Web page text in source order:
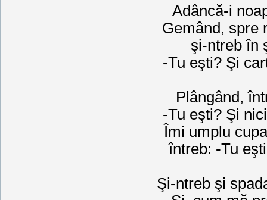
Adâncă-i
Gemând, spre
şi-ntreb în
-Tu eşti? Şi
Plângând,
-Tu eşti? Şi
Îmi umplu
întreb: -Tu
Şi-ntreb şi